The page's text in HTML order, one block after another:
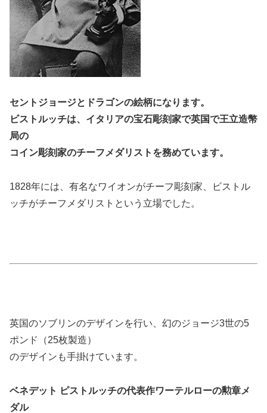
セントジョージとドラゴンの絵柄になります。
ビストルッチは、イタリアの宝石彫刻家で英国で王立造幣
局の
コイン彫刻家のチーフメダリストを務めています。
1828年には、有名なワイオンがチーフ彫刻家、ビストル
ッチがチーフメダリストという立場でした。
英国のソブリンのデザインを行い、幻のジョージ3世の5
ポンド（25枚製造）
のデザインも手掛けています。
ベネデット ピストルッチの代表作ワーテルローの勲章メ
ダル